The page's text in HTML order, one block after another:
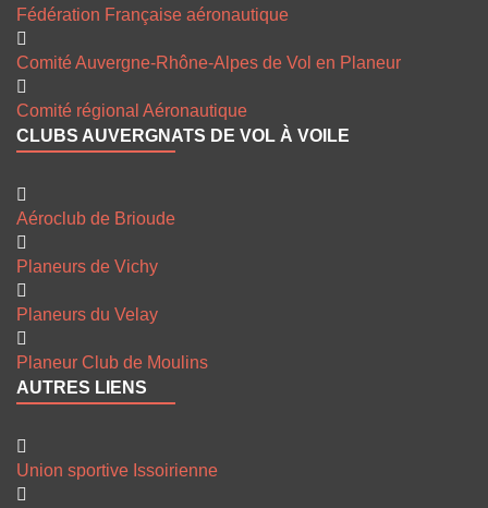
Fédération Française aéronautique
Comité Auvergne-Rhône-Alpes de Vol en Planeur
Comité régional Aéronautique
CLUBS AUVERGNATS DE VOL À VOILE
Aéroclub de Brioude
Planeurs de Vichy
Planeurs du Velay
Planeur Club de Moulins
AUTRES LIENS
Union sportive Issoirienne